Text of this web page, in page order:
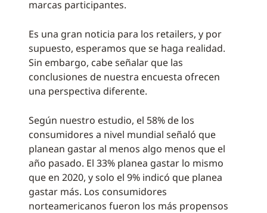
marcas participantes.
Es una gran noticia para los retailers, y por
supuesto, esperamos que se haga realidad.
Sin embargo, cabe señalar que las
conclusiones de nuestra encuesta ofrecen
una perspectiva diferente.
Según nuestro estudio, el 58% de los
consumidores a nivel mundial señaló que
planean gastar al menos algo menos que el
año pasado. El 33% planea gastar lo mismo
que en 2020, y solo el 9% indicó que planea
gastar más. Los consumidores
norteamericanos fueron los más propensos